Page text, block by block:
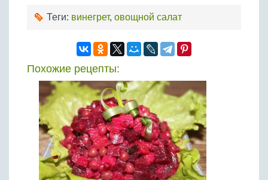
Теги: винегрет, овощной салат
Похожие рецепты: